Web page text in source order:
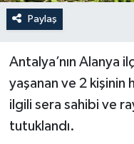
Paylaş
Antalya’nın Alanya
yaşanan ve 2 kişinin
ilgili sera sahibi ve
tutuklandı.